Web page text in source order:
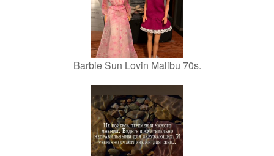
Barbie Sun Lovin Malibu 70s.